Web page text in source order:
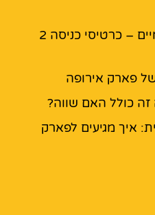
פארק אירופה כרטיס ליומיים – כרטיסי כניסה 2
פארק אירופה
כולל האם שווה?
איך מגיעים לפארק